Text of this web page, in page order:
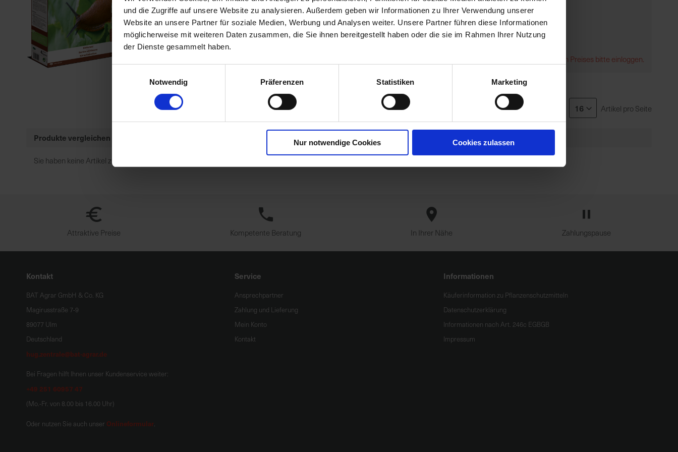
und die Zugriffe auf unsere Website zu analysieren. Außerdem geben wir Informationen zu Ihrer Verwendung unserer
Website an unsere Partner für soziale Medien, Werbung und Analysen weiter. Unsere Partner führen diese Informationen
möglicherweise mit weiteren Daten zusammen, die Sie ihnen bereitgestellt haben oder die sie im Rahmen Ihrer Nutzung
der Dienste gesammelt haben.
Notwendig
Präferenzen Statistiken Marketing
Nur notwendige Cookies Cookies zulassen
Artikel-Nr.: 7001215-01-cfg Hersteller:Cuxin
Zur Anzeige Ihres individuellen Preises bitte einloggen.
Artikel pro Seite
Produkte vergleichen
Sie haben keine Artikel zum Vergleichen.
Attraktive Preise Kompetente Beratung In Ihrer Nähe Zahlungspause
Kontakt
BAT Agrar GmbH & Co. KG
Magirusstraße 7-9
89077 Ulm
Deutschland
hug.zentrale@bat-agrar.de
Bei Fragen hilft Ihnen unser Kundenservice weiter:
+49 251 60957 47
(Mo.-Fr. von 8.00 bis 16.00 Uhr)
Oder nutzen Sie auch unser Onlineformular.
Service
Ansprechpartner
Zahlung und Lieferung
Mein Konto
Kontakt
Informationen
Käuferinformation zu Pflanzenschutzmitteln
Datenschutzerklärung
Informationen nach Art. 246c EGBGB
Impressum